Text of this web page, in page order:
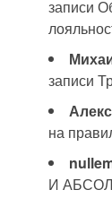
записи
записи
на
И